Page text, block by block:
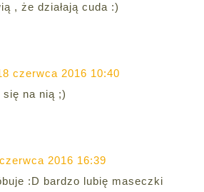
, że działają cuda :)
czerwca 2016 10:40
na nią ;)
2016 16:39
:D bardzo lubię maseczki